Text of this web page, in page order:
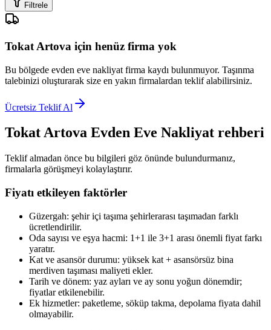
Filtrele
Tokat Artova için henüz firma yok
Bu bölgede evden eve nakliyat firma kaydı bulunmuyor. Taşınma
talebinizi oluşturarak size en yakın firmalardan teklif alabilirsiniz.
Ücretsiz Teklif Al
Tokat Artova Evden Eve Nakliyat rehberi
Teklif almadan önce bu bilgileri göz önünde bulundurmanız,
firmalarla görüşmeyi kolaylaştırır.
Fiyatı etkileyen faktörler
Güzergah: şehir içi taşıma şehirlerarası taşımadan farklı
ücretlendirilir.
Oda sayısı ve eşya hacmi: 1+1 ile 3+1 arası önemli fiyat farkı
yaratır.
Kat ve asansör durumu: yüksek kat + asansörsüz bina
merdiven taşıması maliyeti ekler.
Tarih ve dönem: yaz ayları ve ay sonu yoğun dönemdir;
fiyatlar etkilenebilir.
Ek hizmetler: paketleme, söküp takma, depolama fiyata dahil
olmayabilir.